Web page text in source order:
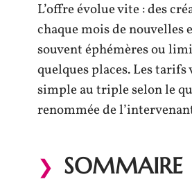
L’offre évolue vite : des
chaque mois de nouvelles
souvent éphémères ou
quelques places. Les
simple au triple selon le
renommée de
SOMMAIRE